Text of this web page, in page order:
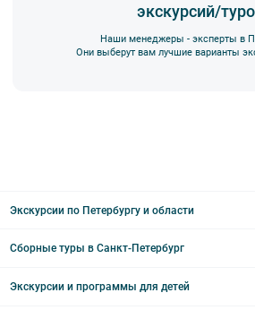
экскурсий/
Наши менеджеры - эксперты в
Они выберут вам лучшие варианты
Экскурсии по Петербургу и области
Интерьерные
Сборные туры в Санкт-Петербург
Экскурсии и программы для детей